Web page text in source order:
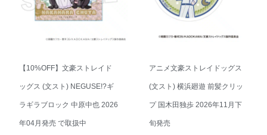
【10%OFF】文豪ストレイド
ッグス (文スト) NEGUSE!?ギ
ラギラブロック 中原中也 2026
年04月発売 で取扱中
アニメ文豪ストレイドッグス
(文スト) 横浜廻遊 前髪クリッ
プ 国木田独歩 2026年11月下
旬発売